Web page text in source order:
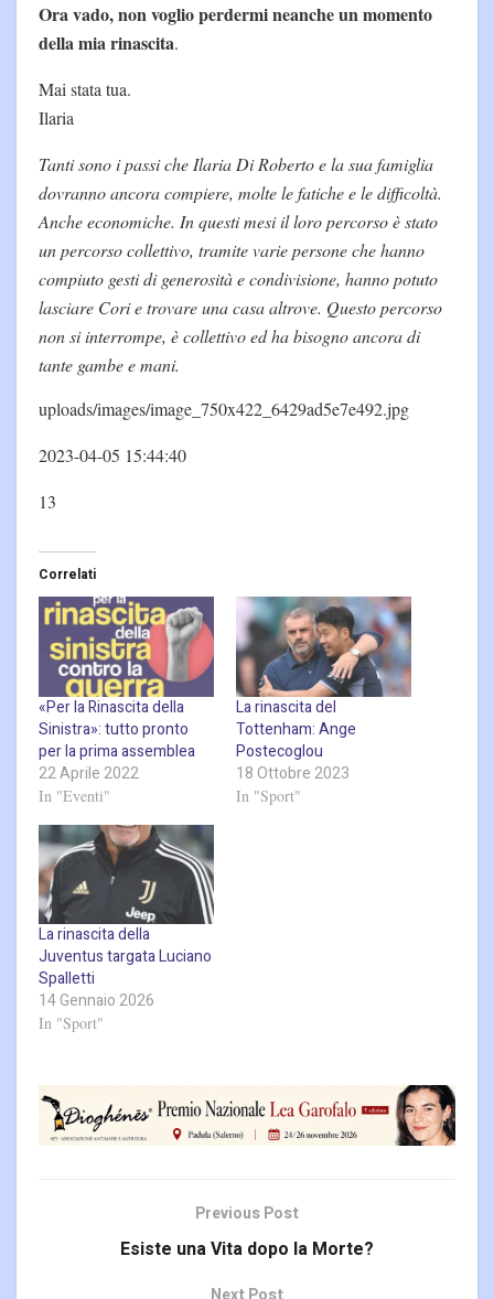
Ora vado, non voglio perdermi neanche un momento
della mia rinascita.
Mai stata tua.
Ilaria
Tanti sono i passi che Ilaria Di Roberto e la sua famiglia
dovranno ancora compiere, molte le fatiche e le difficoltà.
Anche economiche. In questi mesi il loro percorso è stato
un percorso collettivo, tramite varie persone che hanno
compiuto gesti di generosità e condivisione, hanno potuto
lasciare Cori e trovare una casa altrove. Questo percorso
non si interrompe, è collettivo ed ha bisogno ancora di
tante gambe e mani.
uploads/images/image_750x422_6429ad5e7e492.jpg
2023-04-05 15:44:40
13
Correlati
«Per la Rinascita della
Sinistra»: tutto pronto
per la prima assemblea
22 Aprile 2022
In "Eventi"
La rinascita del
Tottenham: Ange
Postecoglou
18 Ottobre 2023
In "Sport"
La rinascita della
Juventus targata Luciano
Spalletti
14 Gennaio 2026
In "Sport"
Previous Post
Esiste una Vita dopo la Morte?